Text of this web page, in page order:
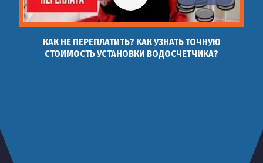
КАК НЕ ПЕРЕПЛАТИТЬ? КАК УЗНАТЬ ТОЧНУЮ
СТОИМОСТЬ УСТАНОВКИ ВОДОСЧЕТЧИКА?